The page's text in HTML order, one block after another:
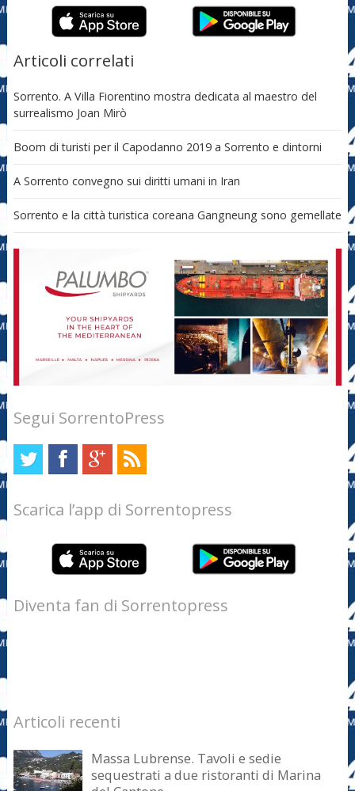
Articoli correlati
Sorrento. A Villa Fiorentino mostra dedicata al maestro del
surrealismo Joan Mirò
Boom di turisti per il Capodanno 2019 a Sorrento e dintorni
A Sorrento convegno sui diritti umani in Iran
Sorrento e la città turistica coreana Gangneung sono gemellate
Segui SorrentoPress
Scarica l’app di Sorrentopress
Diventa fan di Sorrentopress
Articoli recenti
Massa Lubrense. Tavoli e sedie
sequestrati a due ristoranti di Marina